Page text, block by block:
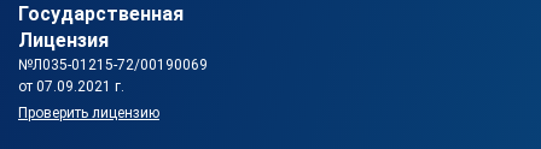
Государственная
Лицензия
№Л035-01215-72/00190069
от 07.09.2021 г.
Проверить лицензию